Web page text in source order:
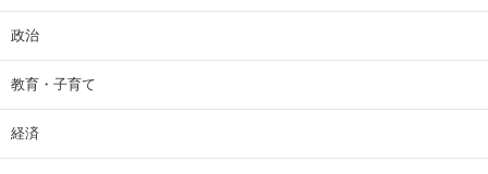
政治
教育・子育て
経済